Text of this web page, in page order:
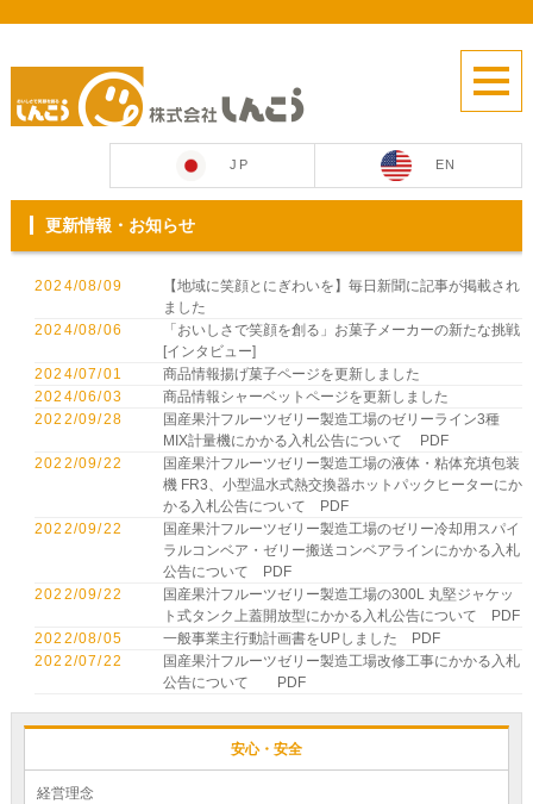
JP EN
更新情報・お知らせ
2024/08/09
【地域に笑顔とにぎわいを】毎日新聞に記事が掲載され
ました
2024/08/06
「おいしさで笑顔を創る」お菓子メーカーの新たな挑戦
[インタビュー]
2024/07/01
商品情報揚げ菓子ページを更新しました
2024/06/03
商品情報シャーベットページを更新しました
2022/09/28
国産果汁フルーツゼリー製造工場のゼリーライン3種
MIX計量機にかかる入札公告について
PDF
2022/09/22
国産果汁フルーツゼリー製造工場の液体・粘体充填包装
機 FR3、小型温水式熱交換器ホットパックヒーターにか
かる入札公告について PDF
2022/09/22
国産果汁フルーツゼリー製造工場のゼリー冷却用スパイ
ラルコンベア・ゼリー搬送コンベアラインにかかる入札
公告について PDF
2022/09/22
国産果汁フルーツゼリー製造工場の300L 丸堅ジャケッ
ト式タンク上蓋開放型にかかる入札公告について PDF
2022/08/05
一般事業主行動計画書をUPしました
PDF
2022/07/22
国産果汁フルーツゼリー製造工場改修工事にかかる入札
公告について
PDF
安心・安全
経営理念